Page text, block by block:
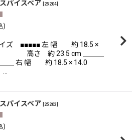
パイスベア 25204
)
ズ ■■■■■ 左 幅 約 18.5 ×
さ 約 23.5 cm ＿＿＿
＿＿ 右 幅 約 18.5 × 14.0
パイスベア 25203
)